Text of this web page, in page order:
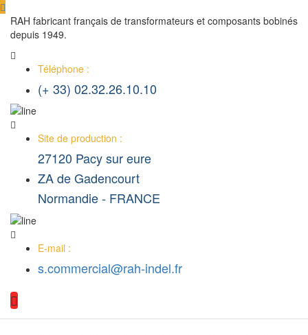
RAH fabricant français de transformateurs et composants bobinés
depuis 1949.
Téléphone :
(+ 33) 02.32.26.10.10
Site de production :
27120 Pacy sur eure
ZA de Gadencourt
Normandie - FRANCE
E-mail :
s.commercial@rah-indel.fr